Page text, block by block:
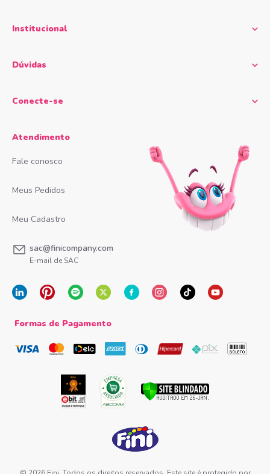
Institucional
Dúvidas
Conecte-se
Atendimento
Fale conosco
Meus Pedidos
Meu Cadastro
sac@finicompany.com
E-mail de SAC
Formas de Pagamento